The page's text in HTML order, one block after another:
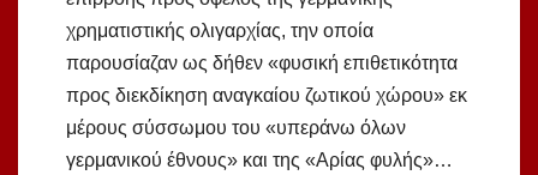
χρηματιστικής ολιγαρχίας, την οποία
παρουσίαζαν ως δήθεν «φυσική επιθετικότητα
προς διεκδίκηση αναγκαίου ζωτικού χώρου» εκ
μέρους σύσσωμου του «υπεράνω όλων
γερμανικού έθνους» και της «Αρίας φυλής»…